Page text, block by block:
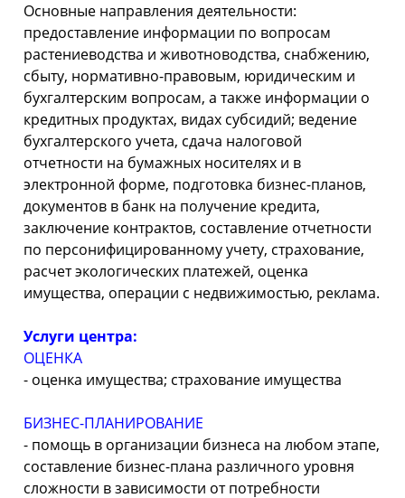
Основные направления деятельности:
предоставление информации по вопросам
растениеводства и животноводства, снабжению,
сбыту, нормативно-правовым, юридическим и
бухгалтерским вопросам, а также информации о
кредитных продуктах, видах субсидий; ведение
бухгалтерского учета, сдача налоговой
отчетности на бумажных носителях и в
электронной форме, подготовка бизнес-планов,
документов в банк на получение кредита,
заключение контрактов, составление отчетности
по персонифицированному учету, страхование,
расчет экологических платежей, оценка
имущества, операции с недвижимостью, реклама.
Услуги центра:
ОЦЕНКА
- оценка имущества; страхование имущества
БИЗНЕС-ПЛАНИРОВАНИЕ
- помощь в организации бизнеса на любом этапе,
составление бизнес-плана различного уровня
сложности в зависимости от потребности